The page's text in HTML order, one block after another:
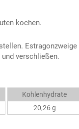
kochen.
Estragonzweige
verschließen.
Kohlenhydrate
20,26 g